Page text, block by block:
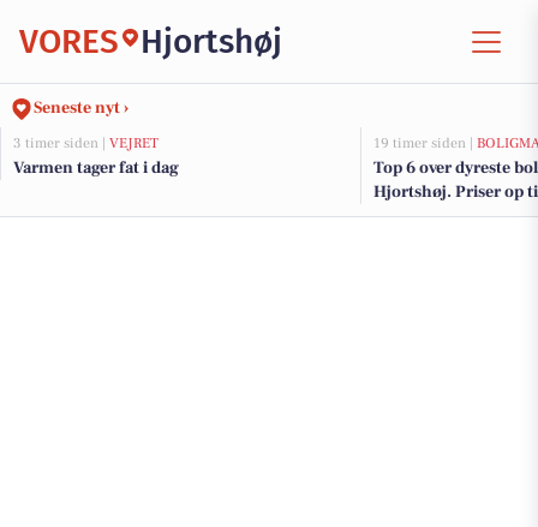
VORES Hjortshøj
Seneste nyt ›
3 timer siden | VEJRET
Varmen tager fat i dag
19 timer siden |
Top 6 over dyreste
Hjortshøj. Priser op